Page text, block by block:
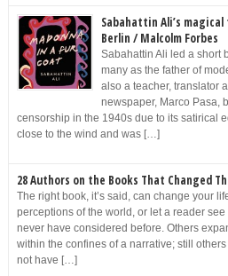
Sabahattin Ali’s
Berlin / Malcolm Forbes
Sabahattin Ali led a short
many as the father of
also a teacher, translator
newspaper, Marco Pasa,
censorship in the 1940s due to its satirical
close to the wind and was […]
28 Authors on the Books That Changed
The right book, it’s said, can change your
perceptions of the world, or let a reader
never have considered before. Others
within the confines of a narrative; still
not have […]